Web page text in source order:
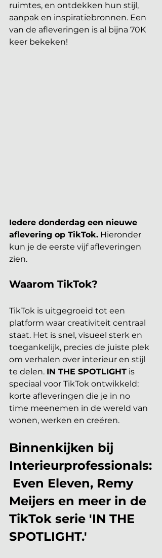
ruimtes, en ontdekken hun stijl,
aanpak en inspiratiebronnen. Een
van de afleveringen is al bijna 70K
keer bekeken!
Iedere donderdag een nieuwe
aflevering op TikTok. Hieronder
kun je de eerste vijf afleveringen
zien.
Waarom TikTok?
TikTok is uitgegroeid tot een
platform waar creativiteit centraal
staat. Het is snel, visueel sterk en
toegankelijk, precies de juiste plek
om verhalen over interieur en stijl
te delen. IN THE SPOTLIGHT is
speciaal voor TikTok ontwikkeld:
korte afleveringen die je in no
time meenemen in de wereld van
wonen, werken en creëren.
Binnenkijken bij
Interieurprofessionals:
Even Eleven, Remy
Meijers en meer in de
TikTok serie 'IN THE
SPOTLIGHT.'